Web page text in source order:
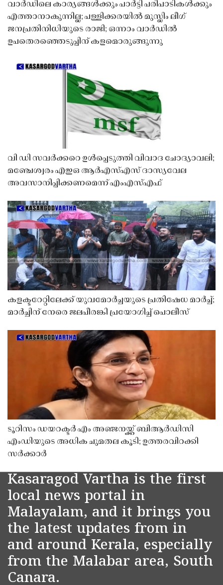
വാർഡിലെ കാര്യങ്ങൾക്കും പാർട്ടി പരിപാടികൾക്കും
എത്താനാകുന്നില്ല; പള്ളിക്കരയിൽ മുസ്ലിം ലീഗ്
ജനപ്രതിനിധിയുടെ രാജി; ഒന്നാം വാർഡിൽ
ഉപതെരഞ്ഞെടുപ്പിന് കളമൊരുങ്ങുന്നു
വി ഡി സവർക്കറെ ഉൾപ്പെടുത്തി വിവാദ ചോദ്യാവലി;
മഞ്ചേശ്വരം എഇഒ ആർഎസ്എസ് ദാസ്യവേല
അവസാനിപ്പിക്കണമെന്ന് എംഎസ്എഫ്
കളക്ടറേറ്റിലേക്ക് യുവമോർച്ചയുടെ പ്രതിഷേധ മാർച്ച്;
മാർച്ചിന് നേരെ ജലപീരങ്കി പ്രയോഗിച്ച് പൊലീസ്
ടൂറിസം ഡയറക്ടർ എം അഞ്ജനയ്ക്ക് ബിആർഡിസി
എംഡിയുടെ അധിക ചുമതല കൂടി; ഉത്തരവിറക്കി
സർക്കാർ
Kasaragod Vartha is the first
local news portal in
Malayalam, and it brings you
the latest updates from in
and around Kerala, especially
from the Malabar area, South
Canara.